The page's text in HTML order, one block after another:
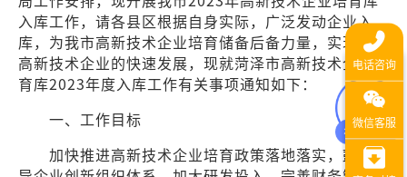
入库工作，请各县区根据自身实际，广泛发动企业入
库，为我市高新技术企业培育储备后备力量，实现我市
高新技术企业的快速发展，现就菏泽市高新技术企业培
育库2023年度入库工作有关事项通知如下：
一、工作目标
加快推进高新技术企业培育政策落地落实，鼓励引